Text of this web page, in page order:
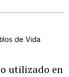
de Vida
utilizado en